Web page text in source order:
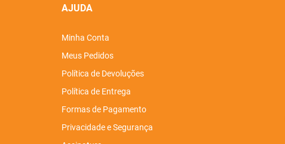
AJUDA
Minha Conta
Meus Pedidos
Política de Devoluções
Política de Entrega
Formas de Pagamento
Privacidade e Segurança